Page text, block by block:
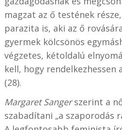
magzat az ő testének
parazita is, aki az ő
gyermek kölcsönös
végzetes, kétoldalú
kell, hogy
(28).
Margaret Sangerszerint a
szabadítani „a szaporodás